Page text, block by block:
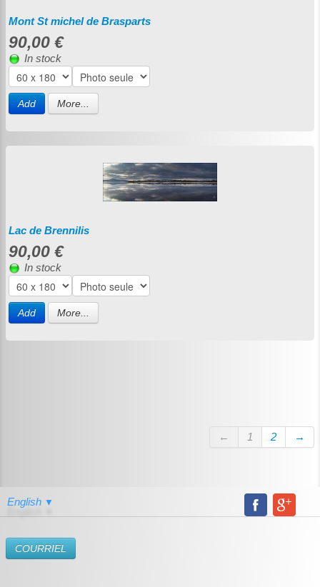
Mont St michel de Brasparts
90,00 €
In stock
Add More...
Lac de Brennilis
90,00 €
In stock
Add More...
← 1 2 →
English ▼
​COURRIEL